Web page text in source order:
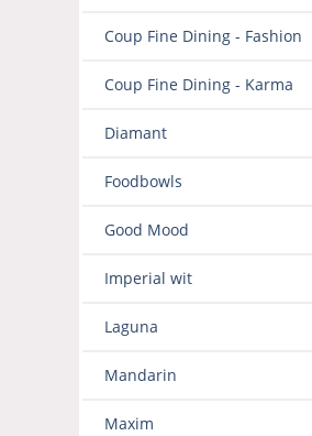
Coup Fine Dining - Fashion
Coup Fine Dining - Karma
Diamant
Foodbowls
Good Mood
Imperial wit
Laguna
Mandarin
Maxim